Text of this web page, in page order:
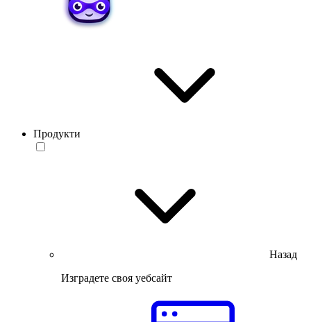
Продукти
Назад
Изградете своя уебсайт